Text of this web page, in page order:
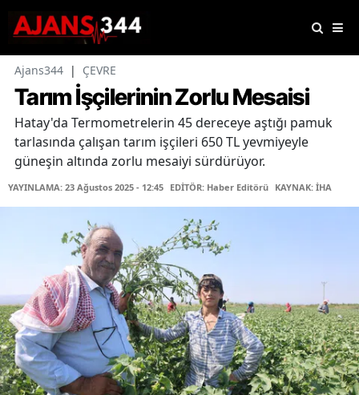
Ajans344 | ÇEVRE
Tarım İşçilerinin Zorlu Mesaisi
Hatay'da Termometrelerin 45 dereceye aştığı pamuk
tarlasında çalışan tarım işçileri 650 TL yevmiyeyle
güneşin altında zorlu mesaiyi sürdürüyor.
YAYINLAMA: 23 Ağustos 2025 - 12:45 EDİTÖR: Haber Editörü KAYNAK: İHA